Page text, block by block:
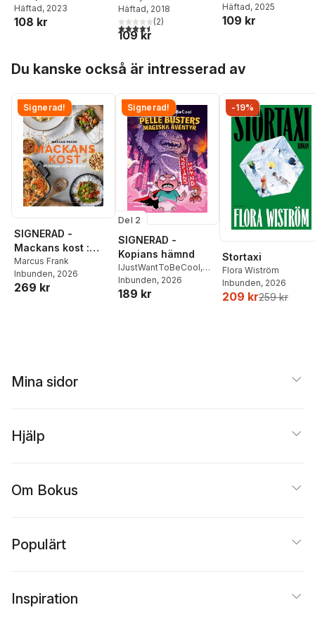
Häftad, 2023
108 kr
Häftad, 2018
4,5utav 5 stjärnor. Totalt antal röster:
(2)
109 kr
Häftad, 2025
109 kr
Du kanske också är intresserad av
Signerad!
SIGNERAD -
Mackans kost :
Middagar och
matlådor
Marcus Frank
Inbunden, 2026
269 kr
Signerad!
Del 2
SIGNERAD -
Kopians hämnd
IJustWantToBeCool,
Joel Adolphson
Ejdemo Beer
Inbunden, 2026
189 kr
-19%
Stortaxi
Flora Wiström
Inbunden, 2026
209 kr259 kr
Mina sidor
Hjälp
Om Bokus
Populärt
Inspiration